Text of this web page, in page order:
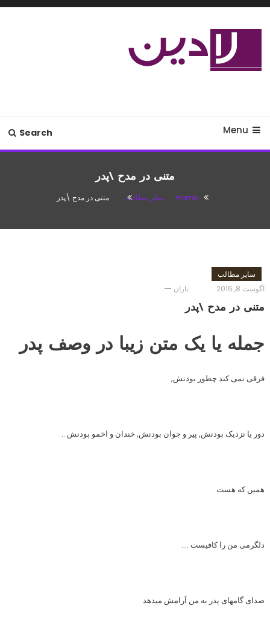
Skip
Menu
Search
متنی در مدح ‍‍\پدر
Home سایر مطالب متنی در مدح ‍‍\پدر
سایر مطالب
آگوست 8, 2016
باران
متنی در مدح ‍‍\پدر
جمله یا یک متن زیبا در وصف پدر
فرقی نمی کند چطور بودنش,
دور یا نزدیک بودنش, پیر و جوان بودنش, خندان و اخمو بودنش ..
همین که هست
دلگرمی من را کافیست ….
صدای گامهای پدر به من آرامش میدهد